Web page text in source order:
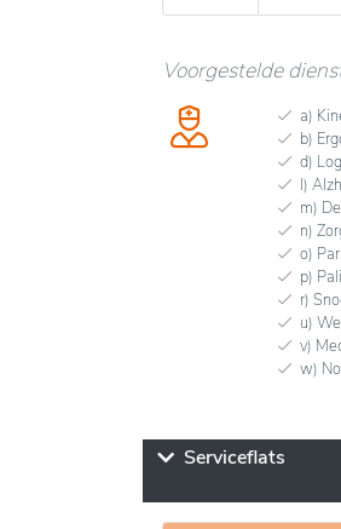
Voorgestelde
a)
b)
d)
l)
m)
n)
o)
p)
r)
u)
v)
w)
Serviceflats